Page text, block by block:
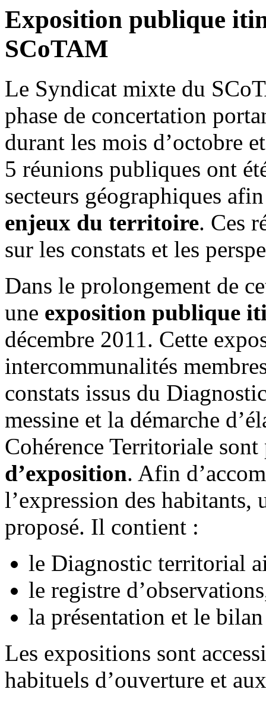
Exposition publique
SCoTAM
Le Syndicat mixte du
phase de concertation
durant les mois d’octobre
5 réunions publiques ont
secteurs géographiques
enjeux du territoire. Ces
sur les constats et les
Dans le prolongement de
une exposition publique
décembre 2011. Cette
intercommunalités
constats issus du
messine et la démarche
Cohérence Territoriale
d’exposition. Afin
l’expression des habitants,
proposé. Il contient :
le Diagnostic territorial
le registre
la présentation et le
Les expositions sont
habituels d’ouverture et